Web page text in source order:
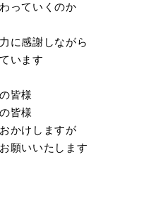
っていくのか
に感謝しながら
います
皆様
皆様
かけしますが
願いいたします